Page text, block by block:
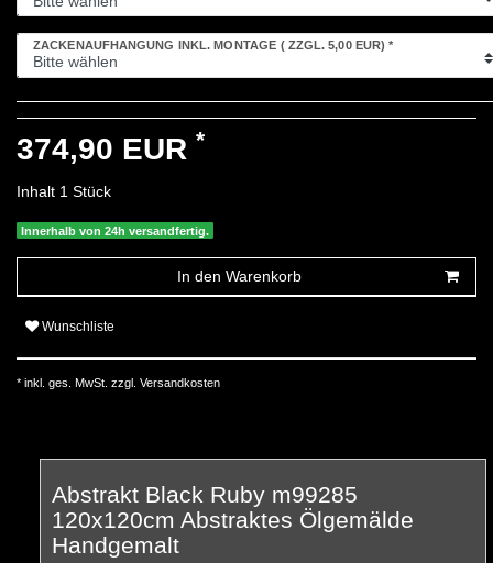
ZACKENAUFHÄNGUNG INKL. MONTAGE ( ZZGL. 5,00 EUR)*
374,90 EUR *
Inhalt 1 Stück
Innerhalb von 24h versandfertig.
In den Warenkorb
Wunschliste
* inkl. ges. MwSt. zzgl. Versandkosten
Abstrakt Black Ruby m99285
120x120cm Abstraktes Ölgemälde
Handgemalt